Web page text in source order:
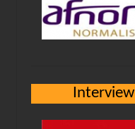
Interview